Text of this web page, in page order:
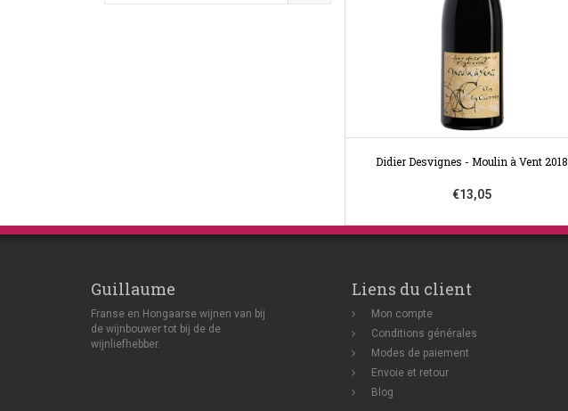
Didier Desvignes - Moulin à Vent 2018
€13,05
Guillaume
Franse en Hongaarse wijnen van bij
de wijnbouwer tot bij de de
wijnliefhebber.
Liens du client
Mon compte
Conditions générales
Modes de paiement
Envoie et retour
Blog